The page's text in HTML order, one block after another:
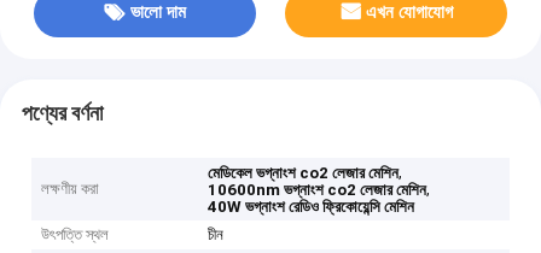
ভালো দাম এখন যোগাযোগ
পণ্যের বর্ণনা
লক্ষণীয় করা
মেডিকেল ভগ্নাংশ co2 লেজার মেশিন,
10600nm ভগ্নাংশ co2 লেজার মেশিন,
40W ভগ্নাংশ রেডিও ফ্রিকোয়েন্সি মেশিন
উৎপত্তি স্থল
চীন